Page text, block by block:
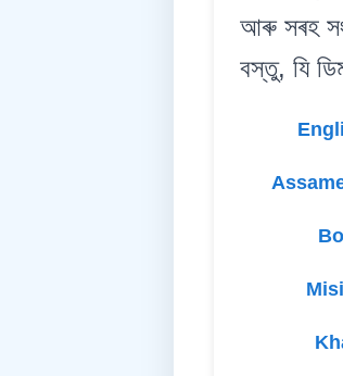
আৰু সৰহ
বস্তু, যি